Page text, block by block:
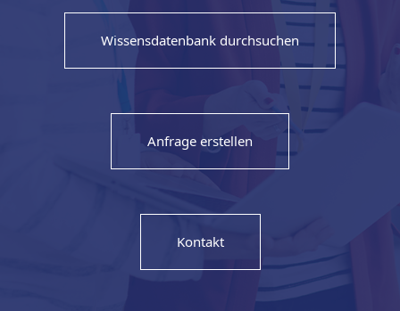
Wissensdatenbank durchsuchen
Anfrage erstellen
Kontakt